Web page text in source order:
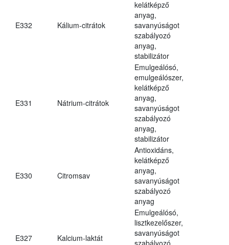
E332 Kálium-citrátok
kelátképző
anyag,
savanyúságot
szabályozó
anyag,
stabilizátor
E331 Nátrium-citrátok
Emulgeálósó,
emulgeálószer,
kelátképző
anyag,
savanyúságot
szabályozó
anyag,
stabilizátor
E330 Citromsav
Antioxidáns,
kelátképző
anyag,
savanyúságot
szabályozó
anyag
E327 Kalcium-laktát
Emulgeálósó,
lisztkezelőszer,
savanyúságot
szabályozó